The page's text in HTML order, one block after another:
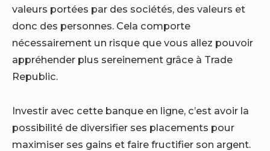
valeurs portées par des sociétés, des valeurs et
donc des personnes. Cela comporte
nécessairement un risque que vous allez pouvoir
appréhender plus sereinement grâce à Trade
Republic.
Investir avec cette banque en ligne, c’est avoir la
possibilité de diversifier ses placements pour
maximiser ses gains et faire fructifier son argent.